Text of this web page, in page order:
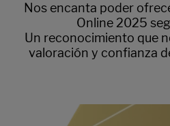
Nos encanta poder
Online 2025
Un reconocimiento que
valoración y confianza